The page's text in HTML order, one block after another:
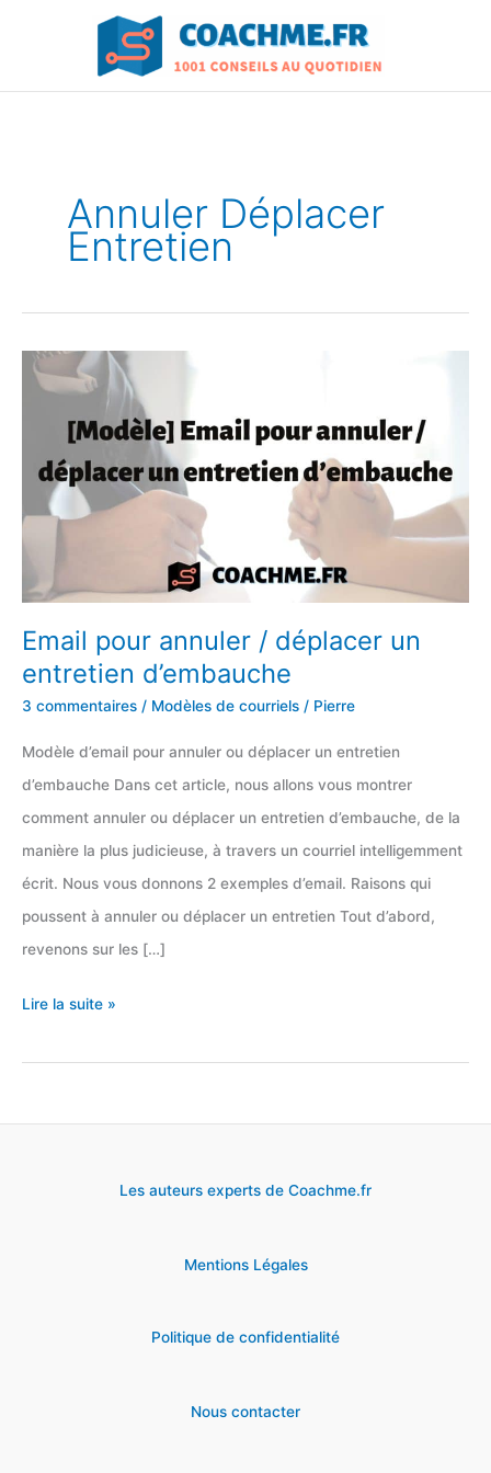
Annuler Déplacer
Entretien
Email pour annuler / déplacer un
entretien d’embauche
3 commentaires / Modèles de courriels / Pierre
Modèle d’email pour annuler ou déplacer un entretien
d’embauche Dans cet article, nous allons vous montrer
comment annuler ou déplacer un entretien d’embauche, de la
manière la plus judicieuse, à travers un courriel intelligemment
écrit. Nous vous donnons 2 exemples d’email. Raisons qui
poussent à annuler ou déplacer un entretien Tout d’abord,
revenons sur les […]
Email
annuler
Lire la suite »
Les auteurs experts de Coachme.fr
Mentions Légales
Politique de confidentialité
Nous contacter